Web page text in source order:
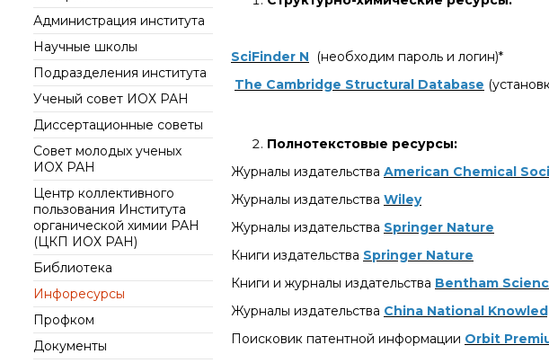
института
Ученый совет ИОХ РАН
Диссертационные
советы
Документы
Контакты
интеллект (ИИ) в химии
Аддитивные
Электронная
микроскопия
Награды сотрудников
ИОХ РАН
Мероприятия
Конференции
Журналы
Национальные
проекты России
проект
по приоритетным
направлениям НТР РФ
Администрация института
Научные школы
Подразделения института
Ученый совет ИОХ РАН
Диссертационные советы
Совет молодых ученых
ИОХ РАН
Центр коллективного
пользования Института
органической химии РАН
(ЦКП ИОХ РАН)
Библиотека
Инфоресурсы
Профком
Документы
SciFinder N
(необходим пароль и логин)*
The Cambridge Structural Database
Полнотекстовые ресурсы:
Журналы издательства American Chemical
Журналы издательства Wiley
Журналы издательства Springer Nature
Книги издательства Springer Nature
Книги и журналы издательства Bentham
Журналы издательства China National
Поисковик патентной информации Orbit